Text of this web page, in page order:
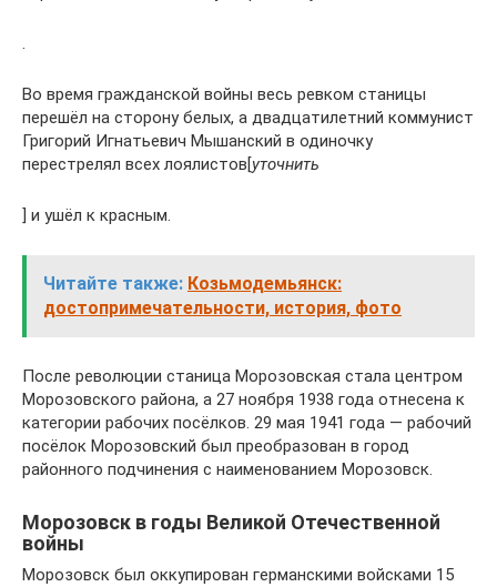
.
Во время гражданской войны весь ревком станицы
перешёл на сторону белых, а двадцатилетний коммунист
Григорий Игнатьевич Мышанский в одиночку
перестрелял всех лоялистов[уточнить
] и ушёл к красным.
Читайте также: Козьмодемьянск:
достопримечательности, история, фото
После революции станица Морозовская стала центром
Морозовского района, а 27 ноября 1938 года отнесена к
категории рабочих посёлков. 29 мая 1941 года — рабочий
посёлок Морозовский был преобразован в город
районного подчинения с наименованием Морозовск.
Морозовск в годы Великой Отечественной
войны
Морозовск был оккупирован германскими войсками 15